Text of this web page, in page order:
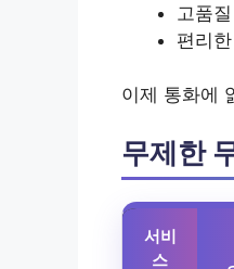
고품
편리
이제 통화에
무제한
서비
스